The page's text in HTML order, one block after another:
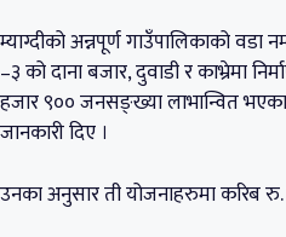
म्याग्दीको अन्नपूर्ण गाउँपालिकाको
–३ को दाना बजार, दुवाडी र काभ्रेमा
हजार ९०० जनसङ्ख्या लाभान्वित
जानकारी दिए ।
उनका अनुसार ती योजनाहरुमा करिब